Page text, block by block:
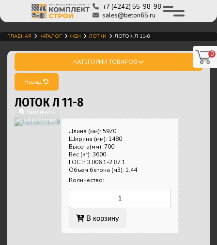
+7 (4242) 55-98-98
sales@beton65.ru
0
ГЛАВНАЯ КАТАЛОГ ЖБИ ЛОТКИ ЛОТОК Л 11-8
КАТЕГОРИИ ТОВАРОВ
Назад
ЛОТОК Л 11-8
Увеличить
изображение
Длина (мм): 5970
Ширина (мм): 1480
Высота(мм): 700
Вес (кг): 3600
ГОСТ: 3.006.1-2.87.1
Объем бетона (м3): 1.44
Количество:
В корзину